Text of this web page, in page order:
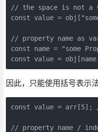
// the space is not a
const value =
// property name as
const name = "some
因此，只能使用括号表示
const value = arr[5];
// property name /